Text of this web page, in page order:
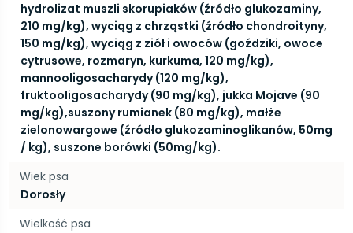
hydrolizat muszli skorupiaków (źródło glukozaminy,
210 mg/kg), wyciąg z chrząstki (źródło chondroityny,
150 mg/kg), wyciąg z ziół i owoców (goździki, owoce
cytrusowe, rozmaryn, kurkuma, 120 mg/kg),
mannooligosacharydy (120 mg/kg),
fruktooligosacharydy (90 mg/kg), jukka Mojave (90
mg/kg),suszony rumianek (80 mg/kg), małże
zielonowargowe (źródło glukozaminoglikanów, 50mg
/ kg), suszone borówki (50mg/kg).
Wiek psa
Dorosły
Wielkość psa